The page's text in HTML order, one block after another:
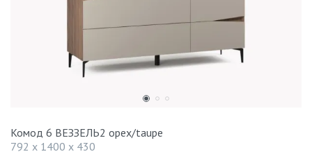
Комод 6 ВЕЗЗЕЛЬ2 орех/taupe
792 x 1400 x 430